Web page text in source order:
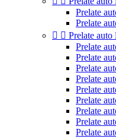
Prelate
Prelate
  Prelate
Prelate
Prelate
Prelate
Prelate
Prelate
Prelate
Prelate
Prelate
Prelate